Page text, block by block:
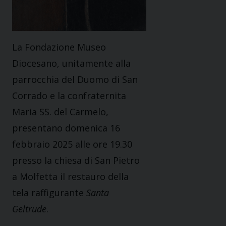
La Fondazione Museo
Diocesano, unitamente alla
parrocchia del Duomo di San
Corrado e la confraternita
Maria SS. del Carmelo,
presentano domenica 16
febbraio 2025 alle ore 19.30
presso la chiesa di San Pietro
a Molfetta il restauro della
tela raffigurante Santa
Geltrude.